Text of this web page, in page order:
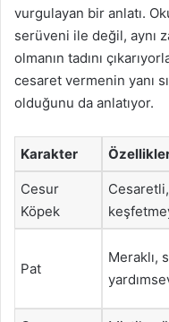
vurgulayan bir anlatı.
serüveni ile değil, aynı
olmanın tadını
cesaret vermenin yanı
olduğunu da anlatıyor.
Karakter
Cesur
Köpek
Cesaretli,
Pat
Meraklı,